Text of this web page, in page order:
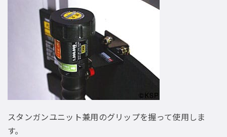
スタンガンユニット兼用のグリップを握って使用しま
す。